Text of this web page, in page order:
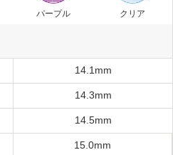
パープル クリア
14.1mm
14.3mm
14.5mm
15.0mm